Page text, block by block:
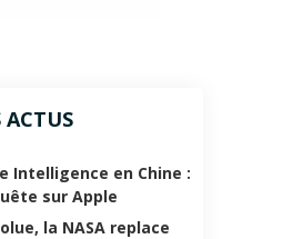
ACTUS
Intelligence en Chine :
sur Apple
la NASA replace